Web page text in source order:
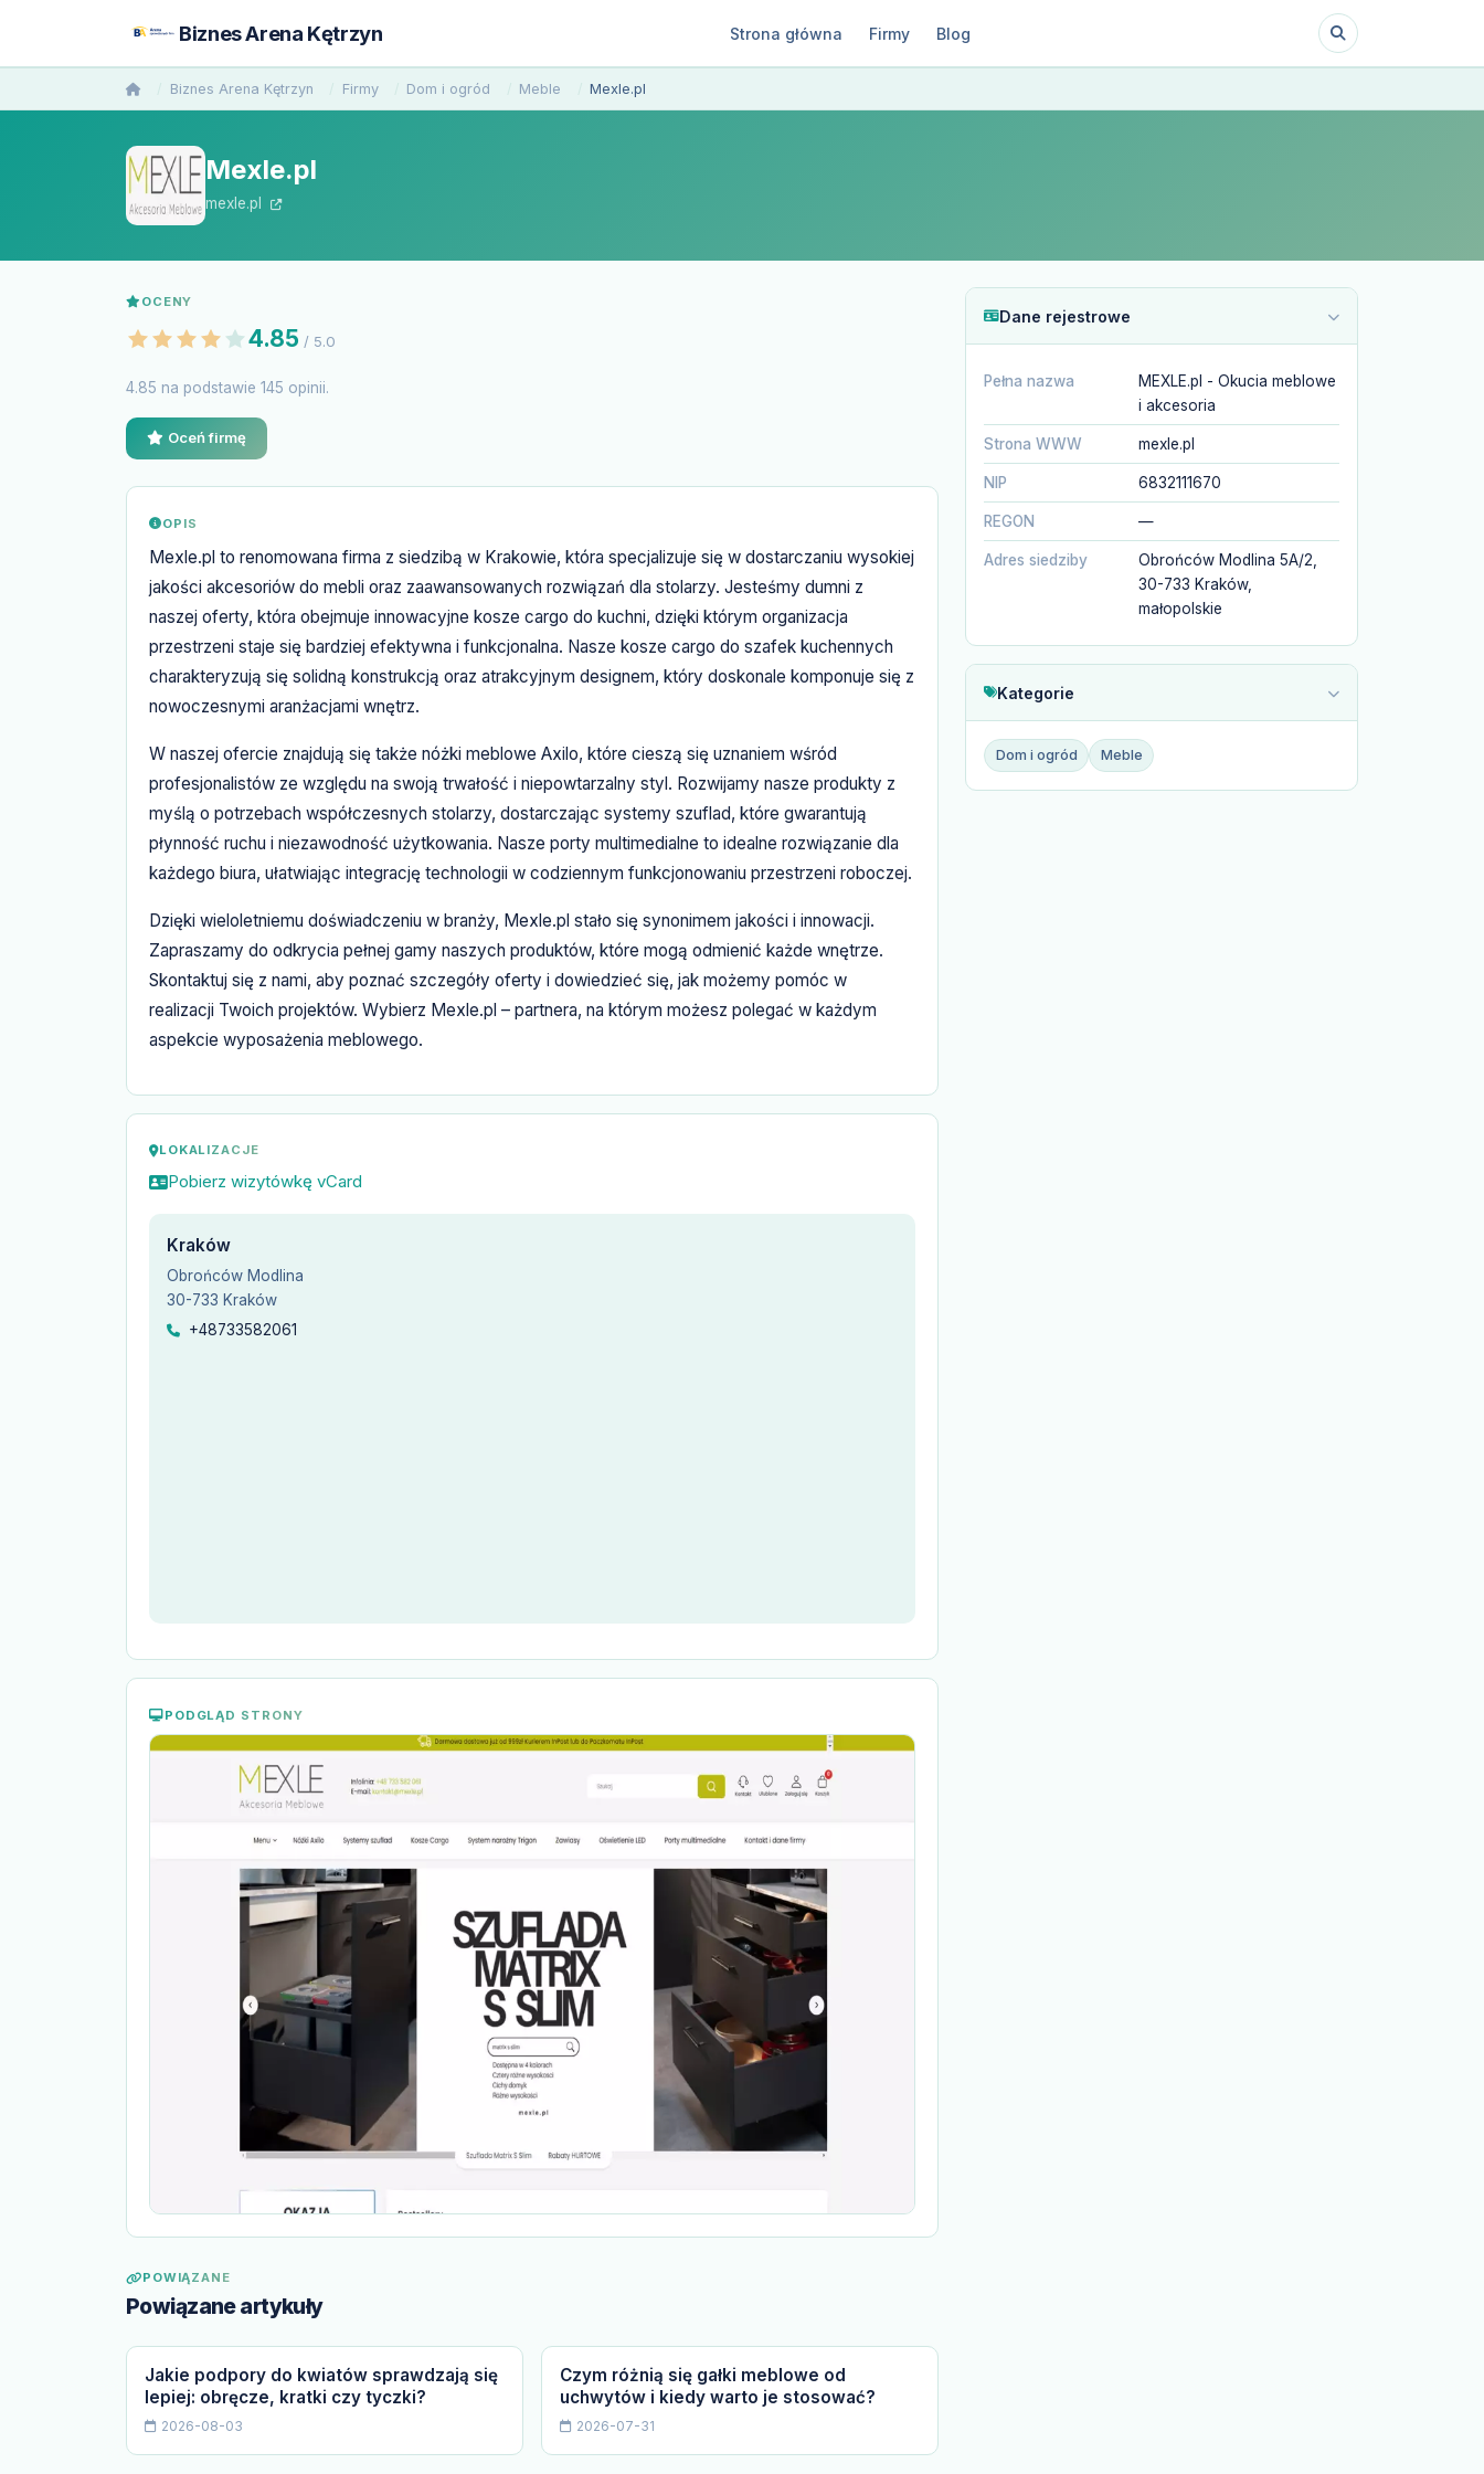
Biznes Arena Kętrzyn Strona główna Firmy Blog
Biznes Arena Kętrzyn Firmy Dom i ogród Meble Mexle.pl
Mexle.pl
mexle.pl
Dane rejestrowe
Pełna nazwa
MEXLE.pl - Okucia meblowe
i akcesoria
Strona WWW mexle.pl
NIP 6832111670
REGON —
Adres siedziby
Obrońców Modlina 5A/2,
30-733 Kraków,
małopolskie
Kategorie
Dom i ogród Meble
OCENY
4.85 / 5.0
4.85 na podstawie 145 opinii.
Oceń firmę
OPIS
Mexle.pl to renomowana firma z siedzibą w Krakowie, która specjalizuje się w dostarczaniu wysokiej
jakości akcesoriów do mebli oraz zaawansowanych rozwiązań dla stolarzy. Jesteśmy dumni z
naszej oferty, która obejmuje innowacyjne kosze cargo do kuchni, dzięki którym organizacja
przestrzeni staje się bardziej efektywna i funkcjonalna. Nasze kosze cargo do szafek kuchennych
charakteryzują się solidną konstrukcją oraz atrakcyjnym designem, który doskonale komponuje się z
nowoczesnymi aranżacjami wnętrz.
W naszej ofercie znajdują się także nóżki meblowe Axilo, które cieszą się uznaniem wśród
profesjonalistów ze względu na swoją trwałość i niepowtarzalny styl. Rozwijamy nasze produkty z
myślą o potrzebach współczesnych stolarzy, dostarczając systemy szuflad, które gwarantują
płynność ruchu i niezawodność użytkowania. Nasze porty multimedialne to idealne rozwiązanie dla
każdego biura, ułatwiając integrację technologii w codziennym funkcjonowaniu przestrzeni roboczej.
Dzięki wieloletniemu doświadczeniu w branży, Mexle.pl stało się synonimem jakości i innowacji.
Zapraszamy do odkrycia pełnej gamy naszych produktów, które mogą odmienić każde wnętrze.
Skontaktuj się z nami, aby poznać szczegóły oferty i dowiedzieć się, jak możemy pomóc w
realizacji Twoich projektów. Wybierz Mexle.pl – partnera, na którym możesz polegać w każdym
aspekcie wyposażenia meblowego.
LOKALIZACJE
Pobierz wizytówkę vCard
Kraków
Obrońców Modlina
30-733 Kraków
+48733582061
PODGLĄD STRONY
POWIĄZANE
Powiązane artykuły
Jakie podpory do kwiatów sprawdzają się
lepiej: obręcze, kratki czy tyczki?
2026-08-03
Czym różnią się gałki meblowe od
uchwytów i kiedy warto je stosować?
2026-07-31